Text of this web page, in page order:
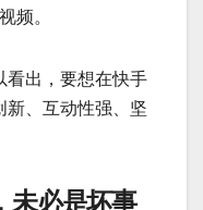
频。
看出，要想在快手
新、互动性强、坚
未必是坏事